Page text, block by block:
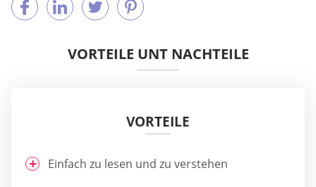
VORTEILE UNT NACHTEILE
VORTEILE
Einfach zu lesen und zu verstehen